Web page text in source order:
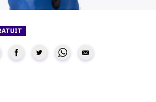
SERVICES
CATALOGUE RAISONNÉ
DÉDIÉS AUX GALERISTES
SON SITE ARTISTE